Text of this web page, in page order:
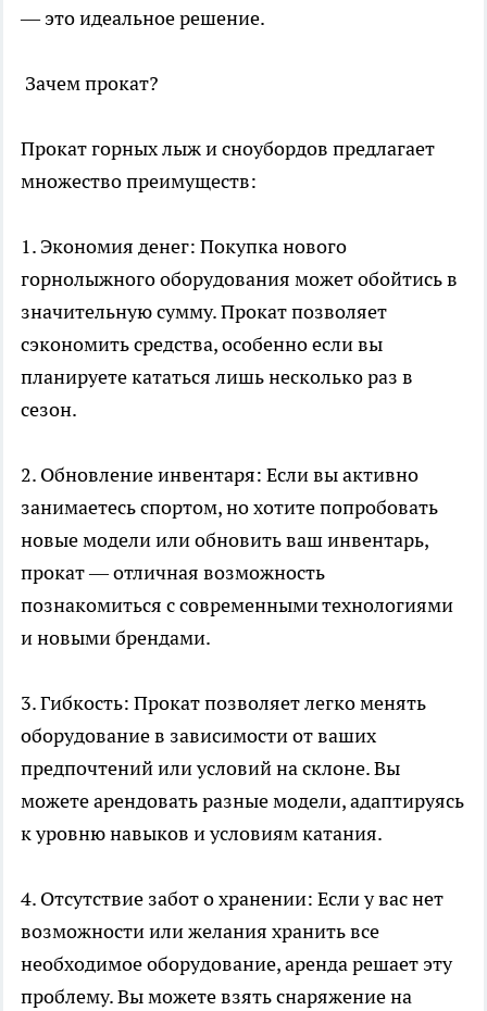
— это идеальное решение.
Зачем прокат?
Прокат горных лыж и сноубордов предлагает
множество преимуществ:
1. Экономия денег: Покупка нового
горнолыжного оборудования может обойтись в
значительную сумму. Прокат позволяет
сэкономить средства, особенно если вы
планируете кататься лишь несколько раз в
сезон.
2. Обновление инвентаря: Если вы активно
занимаетесь спортом, но хотите попробовать
новые модели или обновить ваш инвентарь,
прокат — отличная возможность
познакомиться с современными технологиями
и новыми брендами.
3. Гибкость: Прокат позволяет легко менять
оборудование в зависимости от ваших
предпочтений или условий на склоне. Вы
можете арендовать разные модели, адаптируясь
к уровню навыков и условиям катания.
4. Отсутствие забот о хранении: Если у вас нет
возможности или желания хранить все
необходимое оборудование, аренда решает эту
проблему. Вы можете взять снаряжение на